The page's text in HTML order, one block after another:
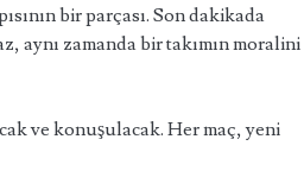
bir parçası. Son dakikada
aynı zamanda bir takımın moralini
ve konuşulacak. Her maç, yeni